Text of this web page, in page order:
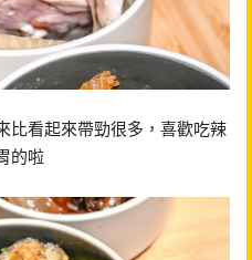
比看起來帶勁很多，喜歡吃辣
的啦